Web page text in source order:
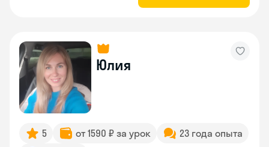
Юлия
5 от 1590 ₽ за урок
23 года опыта